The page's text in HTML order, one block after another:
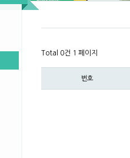
Total 0건 1 페이지
번호